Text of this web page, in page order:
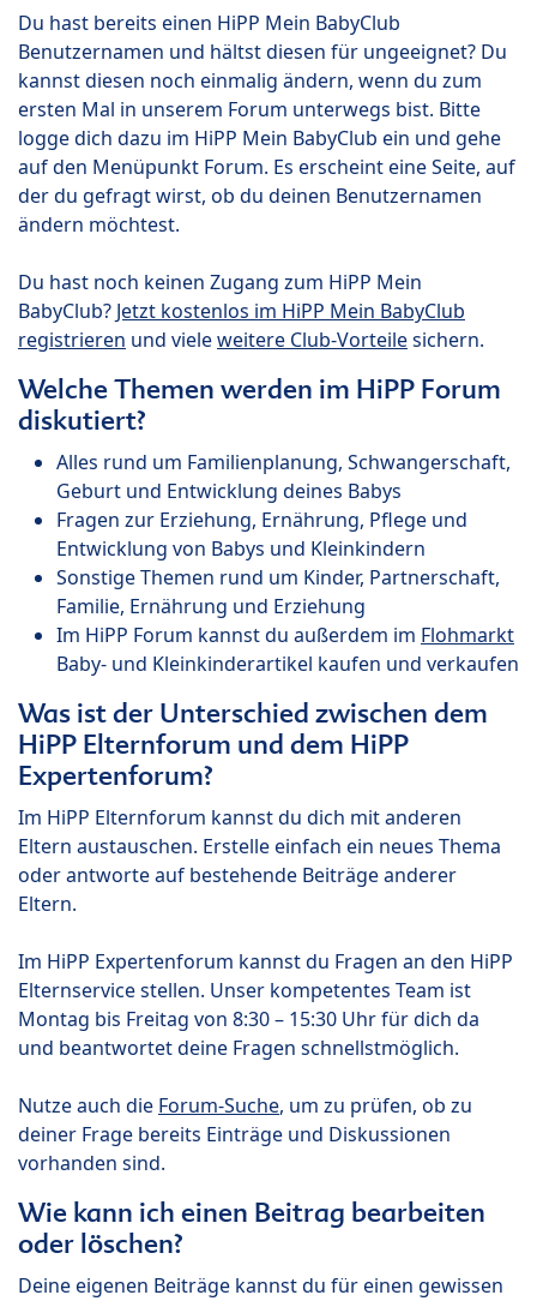
Du hast bereits einen HiPP Mein BabyClub
Benutzernamen und hältst diesen für ungeeignet? Du
kannst diesen noch einmalig ändern, wenn du zum
ersten Mal in unserem Forum unterwegs bist. Bitte
logge dich dazu im HiPP Mein BabyClub ein und gehe
auf den Menüpunkt Forum. Es erscheint eine Seite, auf
der du gefragt wirst, ob du deinen Benutzernamen
ändern möchtest.
Du hast noch keinen Zugang zum HiPP Mein
BabyClub? Jetzt kostenlos im HiPP Mein BabyClub
registrieren und vieleweitere Club-Vorteilesichern.
Welche Themen werden im HiPP Forum
diskutiert?
Alles rund um Familienplanung, Schwangerschaft,
Geburt und Entwicklung deines Babys
Fragen zur Erziehung, Ernährung, Pflege und
Entwicklung von Babys und Kleinkindern
Sonstige Themen rund um Kinder, Partnerschaft,
Familie, Ernährung und Erziehung
Im HiPP Forum kannst du außerdem im Flohmarkt
Baby- und Kleinkinderartikel kaufen und verkaufen
Was ist der Unterschied zwischen dem
HiPP Elternforum und dem HiPP
Expertenforum?
Im HiPP Elternforum kannst du dich mit anderen
Eltern austauschen. Erstelle einfach ein neues Thema
oder antworte auf bestehende Beiträge anderer
Eltern.
Im HiPP Expertenforum kannst du Fragen an den HiPP
Elternservice stellen. Unser kompetentes Team ist
Montag bis Freitag von 8:30 – 15:30 Uhr für dich da
und beantwortet deine Fragen schnellstmöglich.
Nutze auch die Forum-Suche, um zu prüfen, ob zu
deiner Frage bereits Einträge und Diskussionen
vorhanden sind.
Wie kann ich einen Beitrag bearbeiten
oder löschen?
Deine eigenen Beiträge kannst du für einen gewissen